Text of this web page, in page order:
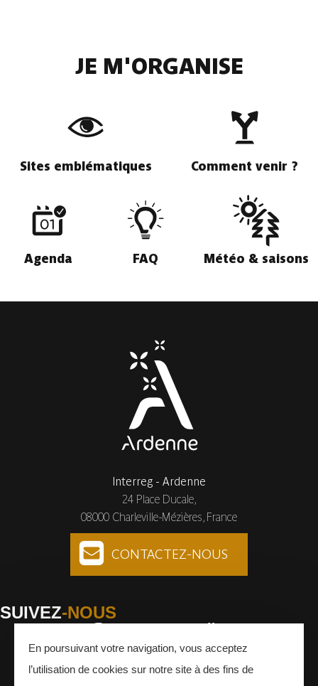
JE M'ORGANISE
Sites emblématiques Comment venir ?
Agenda FAQ Météo & saisons
Interreg - Ardenne
24 Place Ducale,
08000 Charleville-Mézières, France
CONTACTEZ-NOUS
SUIVEZ-NOUS
Facebook Instagram Youtube
En poursuivant votre navigation, vous acceptez
l’utilisation de cookies sur notre site à des fins de